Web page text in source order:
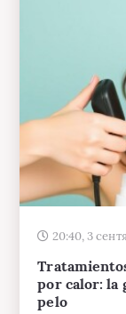
20:40, 3
por calor: la
pelo